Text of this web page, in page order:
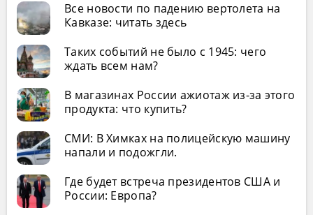
Все новости по падению вертолета на
Кавказе: читать здесь
Таких событий не было с 1945: чего
ждать всем нам?
В магазинах России ажиотаж из-за этого
продукта: что купить?
СМИ: В Химках на полицейскую машину
напали и подожгли.
Где будет встреча президентов США и
России: Европа?